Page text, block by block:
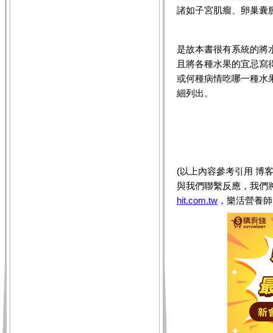
諸如子宮肌瘤、卵巢囊
是故本書很有系統的將
且將各種水果的宜忌
或何種病情吃哪一種水
細列出。
(以上內容參考引用 博
與我們聯繫反應，我們
hit.com.tw ，樂活營養